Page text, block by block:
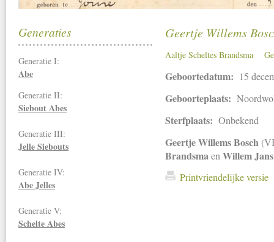
Geertje Willems
Aaltje Scheltes Brandsma
Geboortedatum: 15
Geboorteplaats:
Sterfplaats: Onbekend
Geertje Willems Bosch
BrandsmaenWillem
Printvriendelijke versie
Generaties
Generatie I:
Abe
Generatie II:
Siebout Abes
Generatie III:
Jelle Siebouts
Generatie IV:
Abe Jelles
Generatie V:
Schelte Abes